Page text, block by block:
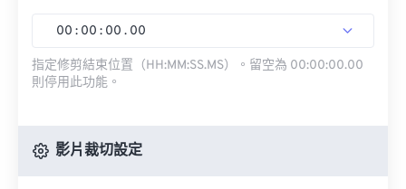
00 : 00 : 00 . 00
指定修剪結束位置（HH:MM:SS.MS）。留空為 00:00:00.00
則停用此功能。
影片裁切設定